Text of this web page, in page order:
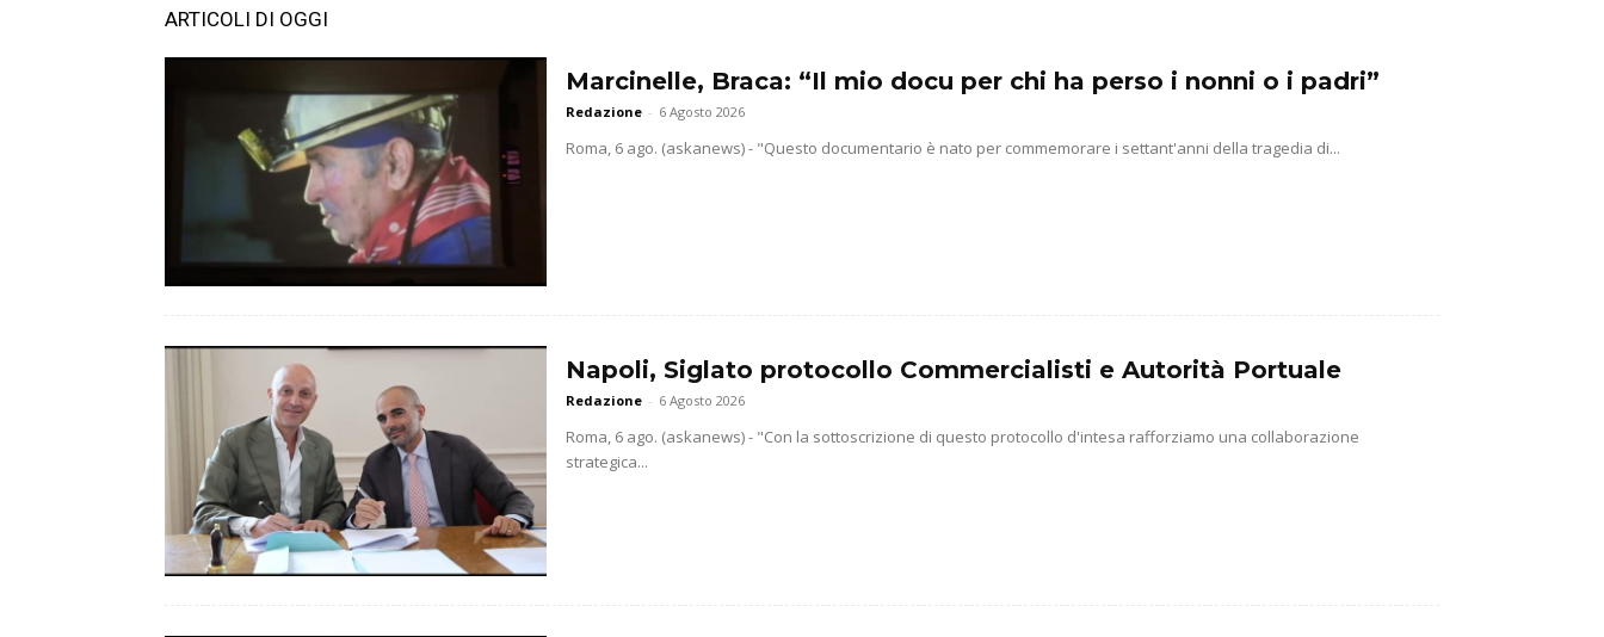
ARTICOLI DI OGGI
Marcinelle, Braca: “Il mio docu per chi ha perso i nonni o i padri”
Redazione - 6 Agosto 2026
Roma, 6 ago. (askanews) - "Questo documentario è nato per commemorare i settant'anni della tragedia di...
Napoli, Siglato protocollo Commercialisti e Autorità Portuale
Redazione - 6 Agosto 2026
Roma, 6 ago. (askanews) - "Con la sottoscrizione di questo protocollo d'intesa rafforziamo una collaborazione
strategica...